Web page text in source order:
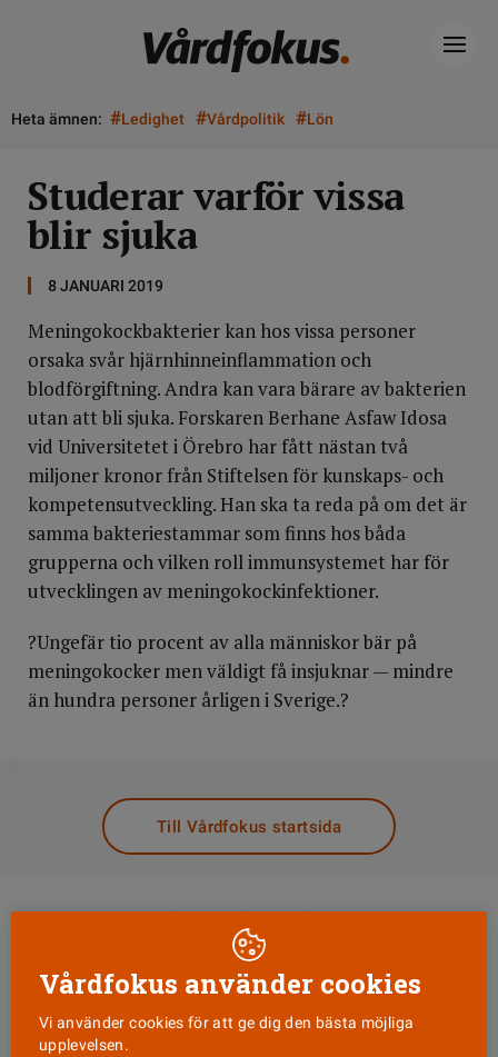
Heta ämnen: #Ledighet #Vårdpolitik #Lön
Studerar varför vissa
blir sjuka
8 JANUARI 2019
Meningokockbakterier kan hos vissa personer
orsaka svår hjärnhinneinflammation och
blodförgiftning. Andra kan vara bärare av bakterien
utan att bli sjuka. Forskaren Berhane Asfaw Idosa
vid Universitetet i Örebro har fått nästan två
miljoner kronor från Stiftelsen för kunskaps- och
kompetensutveckling. Han ska ta reda på om det är
samma bakteriestammar som finns hos båda
grupperna och vilken roll immunsystemet har för
utvecklingen av meningokockinfektioner.
?Ungefär tio procent av alla människor bär på
meningokocker men väldigt få insjuknar — mindre
än hundra personer årligen i Sverige.?
Till Vårdfokus startsida
Läs senaste numret
Vårdfokus använder cookies
Vi använder cookies för att ge dig den bästa möjliga
upplevelsen.